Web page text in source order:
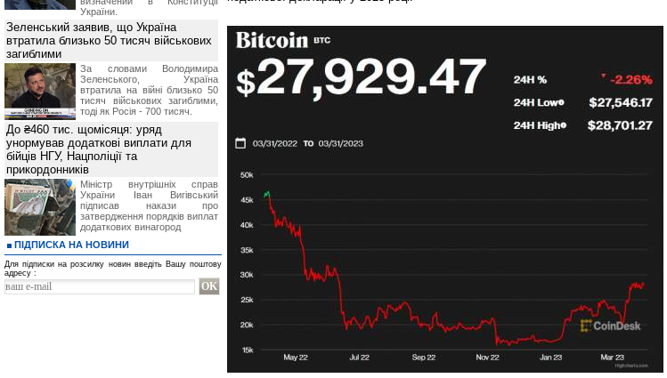
України.
Зеленський заявив, що Україна
втратила близько 50 тисяч військових
загиблими
За словами Володимира
Зеленського, Україна
втратила на війні близько 50
тисяч військових загиблими,
тоді як Росія - 700 тисяч.
До ₴460 тис. щомісяця: уряд
унормував додаткові виплати для
бійців НГУ, Нацполіції та
прикордонників
Міністр внутрішніх справ
України Іван Вигівський
підписав накази про
затвердження порядків виплат
додаткових винагород
ПІДПИСКА НА НОВИНИ
Для підписки на розсилку новин введіть Вашу поштову
адресу :